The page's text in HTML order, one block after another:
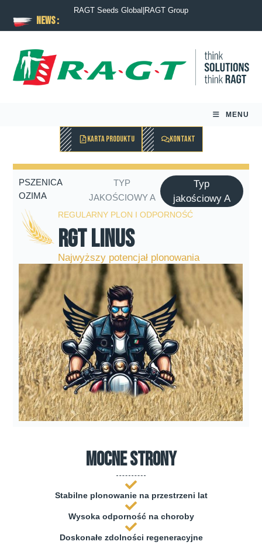
News :
RAGT Seeds Global RAGT Group
MENU
KARTA PRODUKTU KONTAKT
PSZENICA
OZIMA
TYP
JAKOŚCIOWY A
Typ
jakościowy A
REGULARNY PLON I ODPORNOŚĆ
RGT Linus
Najwyższy potencjał plonowania
mocne strony
Stabilne plonowanie na przestrzeni lat
Wysoka odporność na choroby
Doskonałe zdolności regeneracyjne